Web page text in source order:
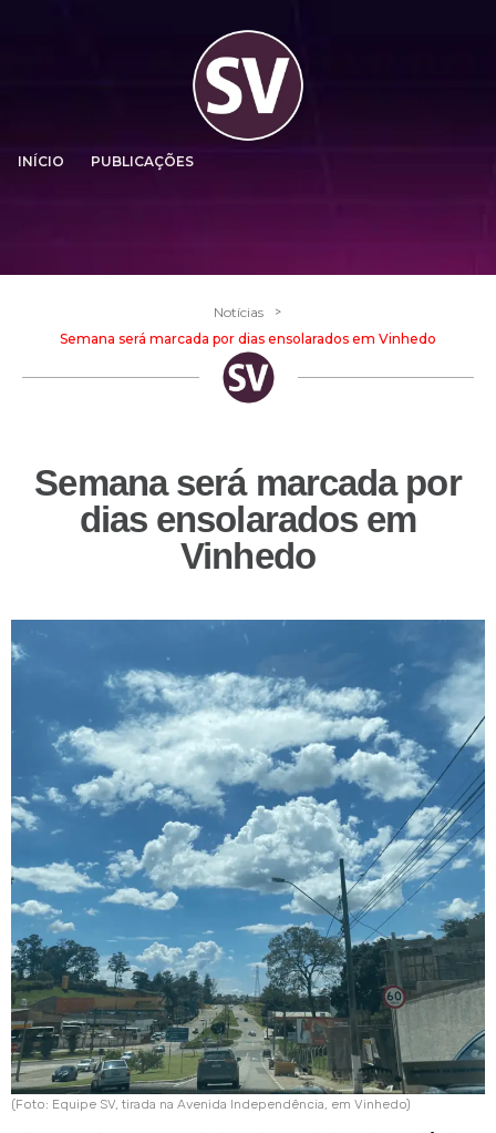
INÍCIO PUBLICAÇÕES
Notícias >
Semana será marcada por dias ensolarados em Vinhedo
Semana será marcada por
dias ensolarados em
Vinhedo
(Foto: Equipe SV, tirada na Avenida Independência, em Vinhedo)